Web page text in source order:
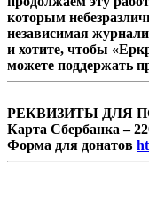
которым
независимая
и хотите, чтобы
можете поддержать
РЕКВИЗИТЫ ДЛЯ
Карта Сбербанка –
Форма для донатов